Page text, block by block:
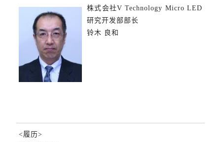
株式会社V Technology Micro LED
研究开发部部长
铃木 良和
<履历>